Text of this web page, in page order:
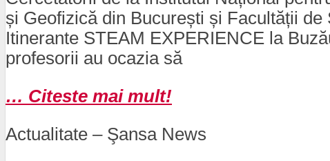
și Geofizică din București și Facultății
Itinerante STEAM EXPERIENCE la
profesorii au ocazia să
… Citeste mai mult!
Actualitate – Şansa News